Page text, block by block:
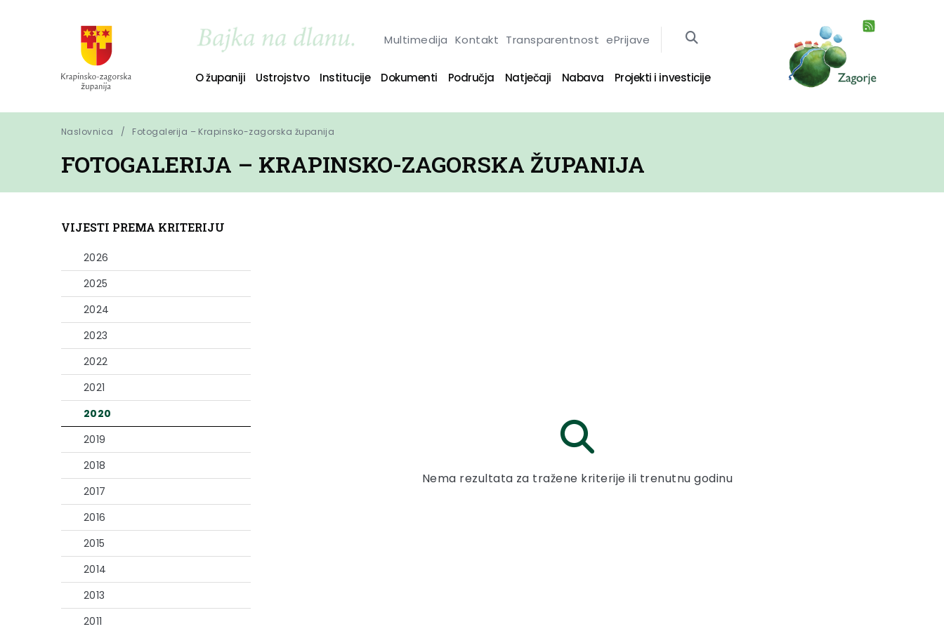
Multimedija Kontakt Transparentnost ePrijave
O županiji Ustrojstvo Institucije Dokumenti Područja Natječaji Nabava Projekti i investicije
Naslovnica Fotogalerija – Krapinsko-zagorska županija
FOTOGALERIJA – KRAPINSKO-ZAGORSKA ŽUPANIJA
VIJESTI PREMA KRITERIJU
2026
2025
2024
2023
2022
2021
2020
2019
2018
2017
2016
2015
2014
2013
2011
Nema rezultata za tražene kriterije ili trenutnu godinu